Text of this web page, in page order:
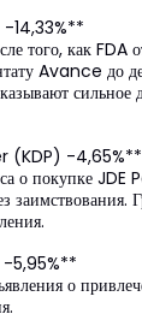
14,33%**
того, как FDA
Avance до
сильное
(KDP) -4,65%**
о покупке JDE
заимствования.
5,95%**
о